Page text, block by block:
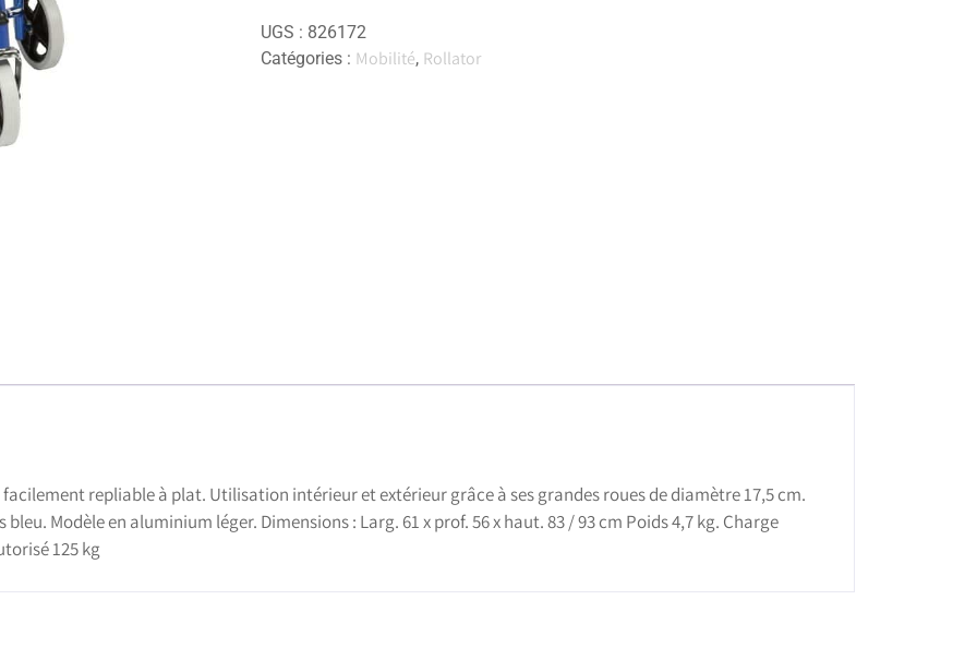
UGS : 826172
Catégories : Mobilité, Rollator
repliable à plat. Utilisation intérieur et extérieur grâce à ses grandes roues de diamètre 17,5 cm.
Modèle en aluminium léger. Dimensions : Larg. 61 x prof. 56 x haut. 83 / 93 cm Poids 4,7 kg. Charge
125 kg